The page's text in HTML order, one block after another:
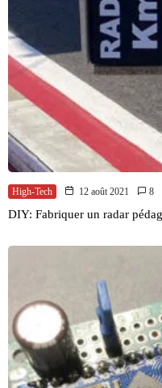
High-Tech 12 août 2021 8
DIY: Fabriquer un radar